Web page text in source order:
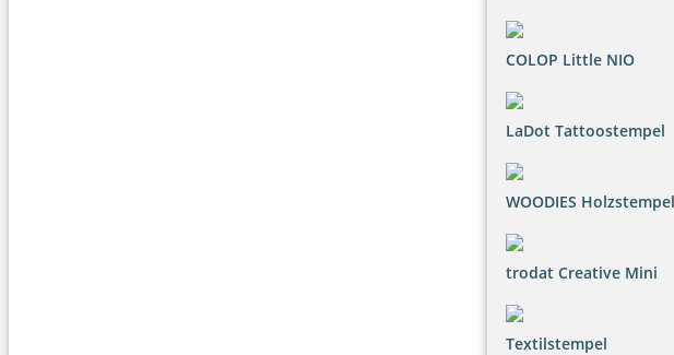
COLOP Little NIO
LaDot Tattoostempel
WOODIES Holzstempel
trodat Creative Mini
Textilstempel